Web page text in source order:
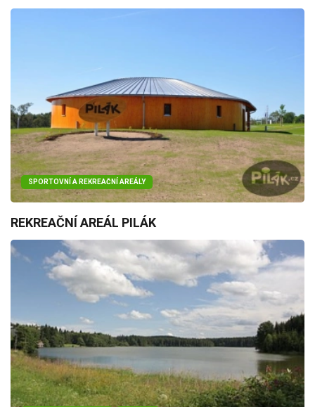
SPORTOVNÍ A REKREAČNÍ AREÁLY
REKREAČNÍ AREÁL PILÁK